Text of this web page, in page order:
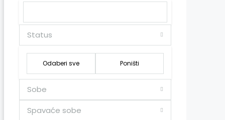
Status
Odaberi sve Poništi
Sobe
Spavaće sobe